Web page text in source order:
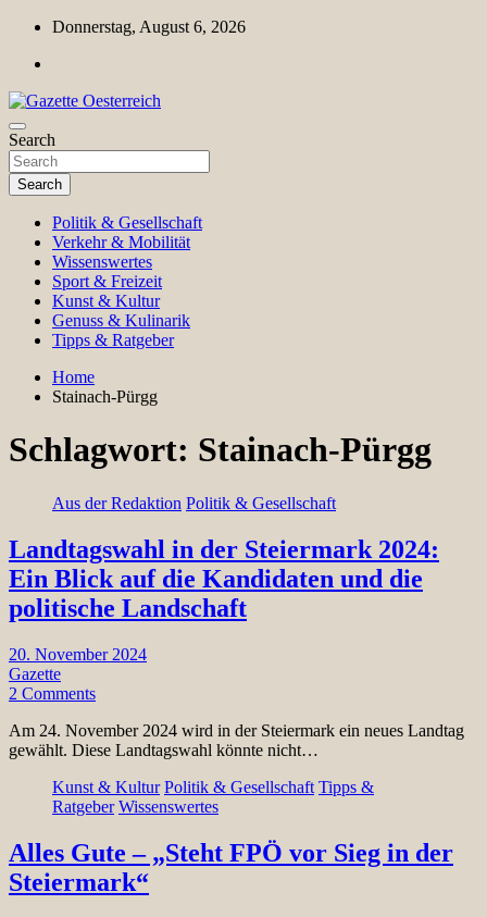
Skip
content
Donnerstag, August 6, 2026
Gazette Oesterreich
Magazin für Freizeit, Politik, Kultur & Wissenschaft
Search
Search
Politik & Gesellschaft
Verkehr & Mobilität
Wissenswertes
Sport & Freizeit
Kunst & Kultur
Genuss & Kulinarik
Tipps & Ratgeber
Home
Stainach-Pürgg
Schlagwort: Stainach-Pürgg
Aus der Redaktion Politik & Gesellschaft
Landtagswahl in der Steiermark 2024:
Ein Blick auf die Kandidaten und die
politische Landschaft
20. November 2024
Gazette
2 Comments
Am 24. November 2024 wird in der Steiermark ein neues Landtag
gewählt. Diese Landtagswahl könnte nicht…
Kunst & Kultur Politik & Gesellschaft Tipps &
Ratgeber Wissenswertes
Alles Gute – „Steht FPÖ vor Sieg in der
Steiermark“